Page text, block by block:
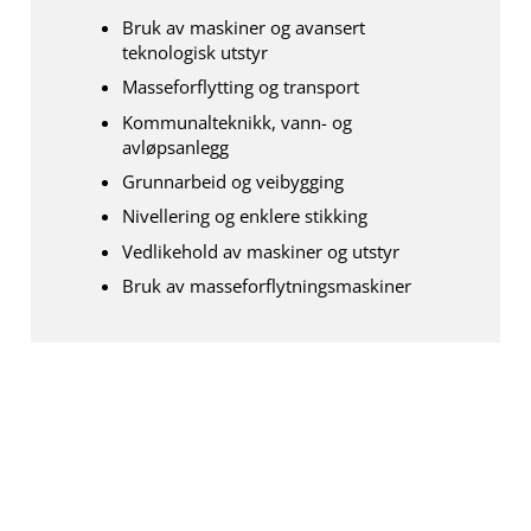
Bruk av maskiner og avansert
teknologisk utstyr
Masseforflytting og transport
Kommunalteknikk, vann- og
avløpsanlegg
Grunnarbeid og veibygging
Nivellering og enklere stikking
Vedlikehold av maskiner og utstyr
Bruk av masseforflytningsmaskiner